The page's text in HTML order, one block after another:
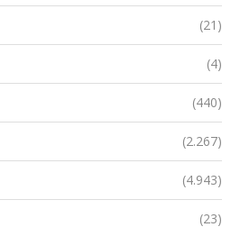
(21)
(4)
(440)
(2.267)
(4.943)
(23)